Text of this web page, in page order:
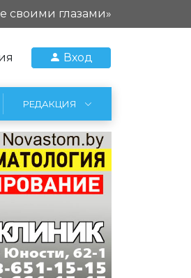
своими глазами»
Вход
РЕДАКЦИЯ